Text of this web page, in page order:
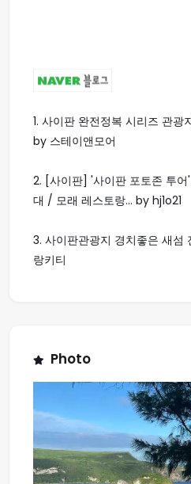
1. 사이판 완전정복 시리즈 관
by 스테이앤모어
2. [사이판] '사이판 포토존 투
대 / 모래 레스토랑... by hj1o21
3. 사이판관광지 경치좋은 새섬
랑키티
Photo